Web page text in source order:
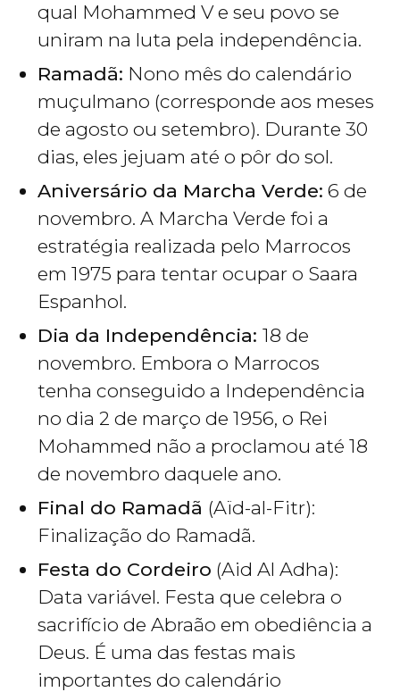
qual Mohammed V e seu povo se
uniram na luta pela independência.
Ramadã: Nono mês do calendário
muçulmano (corresponde aos meses
de agosto ou setembro). Durante 30
dias, eles jejuam até o pôr do sol.
Aniversário da Marcha Verde: 6 de
novembro. A Marcha Verde foi a
estratégia realizada pelo Marrocos
em 1975 para tentar ocupar o Saara
Espanhol.
Dia da Independência: 18 de
novembro. Embora o Marrocos
tenha conseguido a Independência
no dia 2 de março de 1956, o Rei
Mohammed não a proclamou até 18
de novembro daquele ano.
Final do Ramadã (Aïd-al-Fitr):
Finalização do Ramadã.
Festa do Cordeiro (Aid Al Adha):
Data variável. Festa que celebra o
sacrifício de Abraão em obediência a
Deus. É uma das festas mais
importantes do calendário